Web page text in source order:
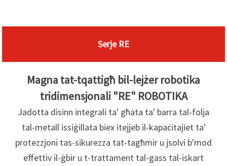
Serje RE
Magna tat-tqattigħ bil-lejżer robotika
tridimensjonali "RE" ROBOTIKA
Jadotta disinn integrali ta' għata ta' barra tal-folja
tal-metall issiġillata biex itejjeb il-kapaċitajiet ta'
protezzjoni tas-sikurezza tat-tagħmir u jsolvi b'mod
effettiv il-ġbir u t-trattament tal-gass tal-iskart